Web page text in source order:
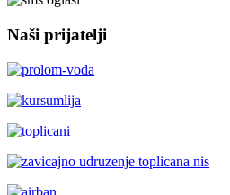
Naši prijatelji